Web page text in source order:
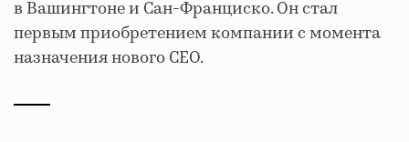
в Вашингтоне и Сан-Франциско. Он стал
первым приобретением компании с момента
назначения нового CEO.